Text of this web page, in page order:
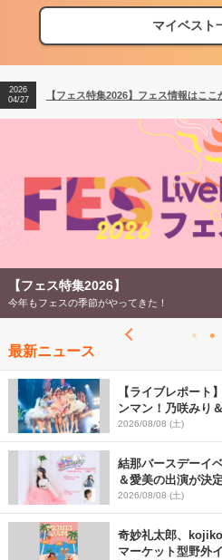
マイベスト
【フェス特集2026】フェス情報はここ
【ライブ動員ランキング】2026年上半
2026
04/27
【フェス特集2026】フェス情報はここ
2026
【ライブ動員ランキング】2026年上半
【フェス特集2026】
今年もフェスの季節がやってきた！
最新ニュース
【ライブレポート
ンマン！乃咲みり
Onephony新体制
＞
2026/08/08 (土)
結那バースデーイ
＆愛美の出演が決定
2026/08/08 (土)
奇妙礼太郎、
マーケット型野外